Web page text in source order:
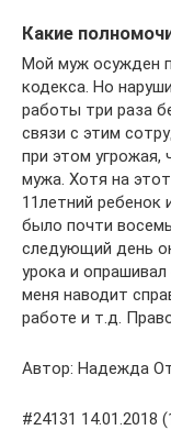
Какие
Мой муж осужден
кодекса. Но
работы три раза
связи с этим
при этом угрожая,
мужа. Хотя на
11летний ребенок
было почти
следующий день
урока и
меня наводит
работе и т.д.
Автор: Надежда
#24131 14.01.2018